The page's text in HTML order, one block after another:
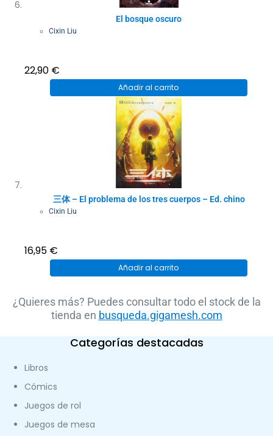
El bosque oscuro
Cixin Liu
22,90 €
Añadir al carrito
三体 – El problema de los tres cuerpos – Ed. chino
Cixin Liu
16,95 €
Añadir al carrito
¿Quieres más? Puedes consultar todo el stock de la
tienda en busqueda.gigamesh.com
Categorías destacadas
Libros
Cómics
Juegos de rol
Juegos de mesa